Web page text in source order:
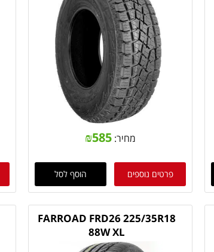
מחיר: ₪585
פרטים נוספים הוסף לסל
FARROAD FRD26 225/35R18
88W XL